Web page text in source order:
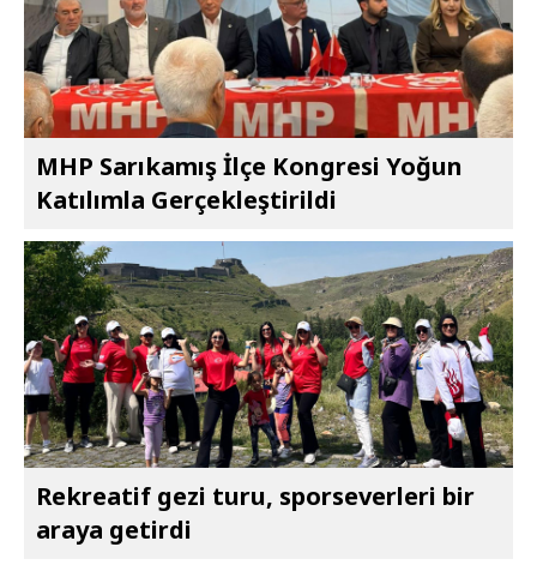
MHP Sarıkamış İlçe Kongresi Yoğun
Katılımla Gerçekleştirildi
Rekreatif gezi turu, sporseverleri bir
araya getirdi